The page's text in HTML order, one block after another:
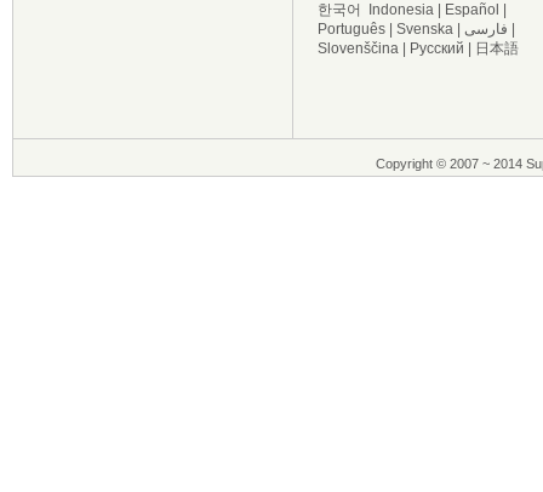
한국어
Indonesia Español
Português
Svenska فارسی
Slovenščina
Русский 日本語
Copyright © 2007 ~ 2014